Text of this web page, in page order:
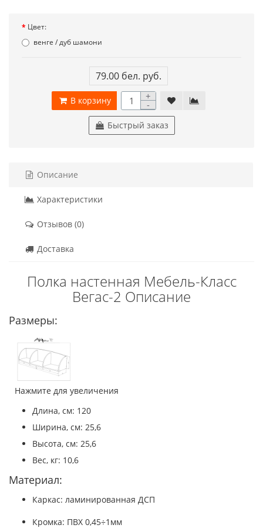
Цвет:
венге / дуб шамони
79.00 бел. руб.
В корзину +
-
Быстрый заказ
Описание
Характеристики
Отзывов (0)
Доставка
Полка настенная Мебель-Класс
Вегас-2 Описание
Размеры:
Нажмите для увеличения
Длина, см: 120
Ширина, см: 25,6
Высота, см: 25,6
Вес, кг: 10,6
Материал:
Каркас: ламинированная ДСП
Кромка: ПВХ 0,45÷1мм